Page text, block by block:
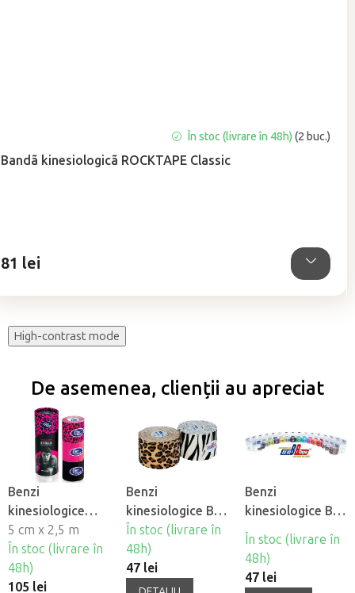
Bandã kinesiologicã ROCKTAPE Classic
medie
a
stele.
În stoc (livrare în 48h)(2 buc.)
81 lei
High-contrast mode
De asemenea, clienții au apreciat
Benzi
kinesiologice
MyCureTape® -
roz/negru/leopard
5 cm x 2,5 m
În stoc (livrare în
48h)
105 lei
Benzi
kinesiologice BB
Tape Design -
Motiv animal
În stoc (livrare în
48h)
47 lei
Benzi
kinesiologice BB
Tape
În stoc (livrare în
48h)
47 lei